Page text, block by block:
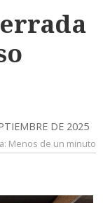
DE 2025
Menos de un minuto